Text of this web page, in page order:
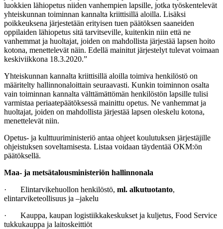
luokkien lähiopetus niiden vanhempien lapsille, jotka työskentelevät
yhteiskunnan toiminnan kannalta kriittisillä aloilla. Lisäksi
poikkeuksena järjestetään erityisen tuen päätöksen saaneiden
oppilaiden lähiopetus sitä tarvitseville, kuitenkin niin että ne
vanhemmat ja huoltajat, joiden on mahdollista järjestää lapsen hoito
kotona, menettelevät näin. Edellä mainitut järjestelyt tulevat voimaan
keskiviikkona 18.3.2020.”
Yhteiskunnan kannalta kriittisillä aloilla toimiva henkilöstö on
määritelty hallinnonaloittain seuraavasti. Kunkin toiminnon osalta
vain toiminnan kannalta välttämättömän henkilöstön lapsille tulisi
varmistaa periaatepäätöksessä mainittu opetus. Ne vanhemmat ja
huoltajat, joiden on mahdollista järjestää lapsen oleskelu kotona,
menettelevät niin.
Opetus- ja kulttuuriministeriö antaa ohjeet koulutuksen järjestäjille
ohjeistuksen soveltamisesta. Listaa voidaan täydentää OKM:ön
päätöksellä.
Maa- ja metsätalousministeriön hallinnonala
· Elintarvikehuollon henkilöstö, ml. alkutuotanto,
elintarviketeollisuus ja –jakelu
· Kauppa, kaupan logistiikkakeskukset ja kuljetus, Food Service
tukkukauppa ja laitoskeittiöt